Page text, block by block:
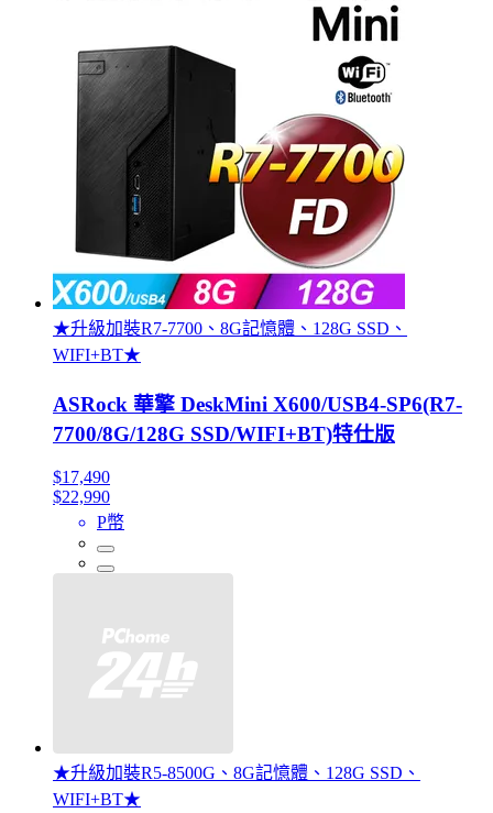
★升級加裝R7-7700、8G記憶體、128G SSD、
WIFI+BT★
ASRock 華擎 DeskMini X600/USB4-SP6(R7-
7700/8G/128G SSD/WIFI+BT)特仕版
$17,490
$22,990
P幣
★升級加裝R5-8500G、8G記憶體、128G SSD、
WIFI+BT★